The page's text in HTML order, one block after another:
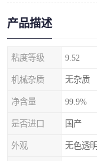
产品描述
粘度等级 9.52
机械杂质 无杂质
净含量 99.9%
是否进口 国产
外观 无色透明